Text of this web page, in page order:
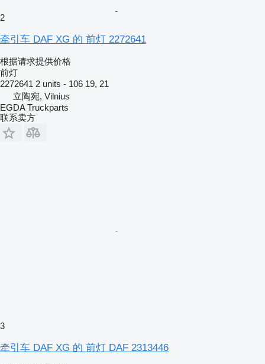
2
牵引车 DAF XG 的 前灯 2272641
根据请求提供价格
前灯
2272641 2 units - 106 19, 21
立陶宛, Vilnius
EGDA Truckparts
联系卖方
3
牵引车 DAF XG 的 前灯 DAF 2313446